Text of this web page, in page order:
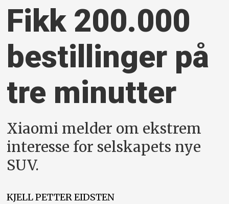
Fikk 200.000
bestillinger på
tre minutter
Xiaomi melder om ekstrem
interesse for selskapets nye
SUV.
KJELL PETTEREIDSTEN